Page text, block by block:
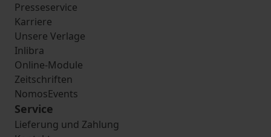
Presseservice
Karriere
Unsere Verlage
Inlibra
Online-Module
Zeitschriften
NomosEvents
Service
Lieferung und Zahlung